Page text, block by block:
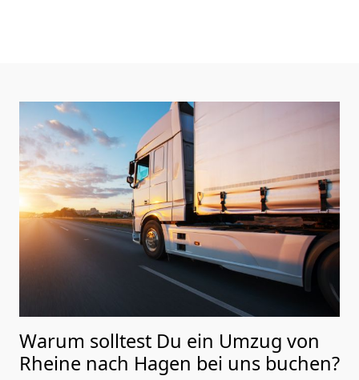
Warum solltest Du ein Umzug von
Rheine nach Hagen bei uns buchen?